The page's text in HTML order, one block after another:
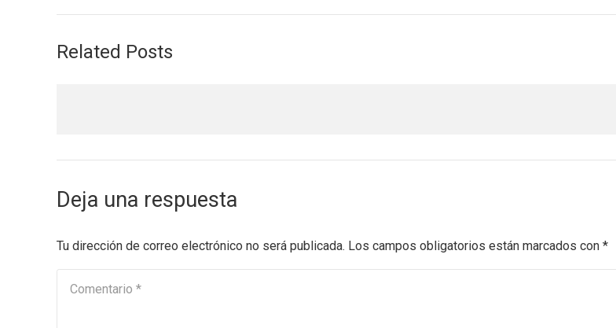
Related Posts
Deja una respuesta
Tu dirección de correo electrónico no será publicada. Los campos obligatorios están marcados con *